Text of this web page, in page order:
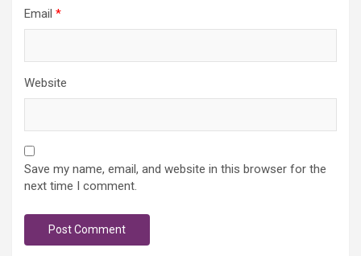
Email *
Website
Save my name, email, and website in this browser for the
next time I comment.